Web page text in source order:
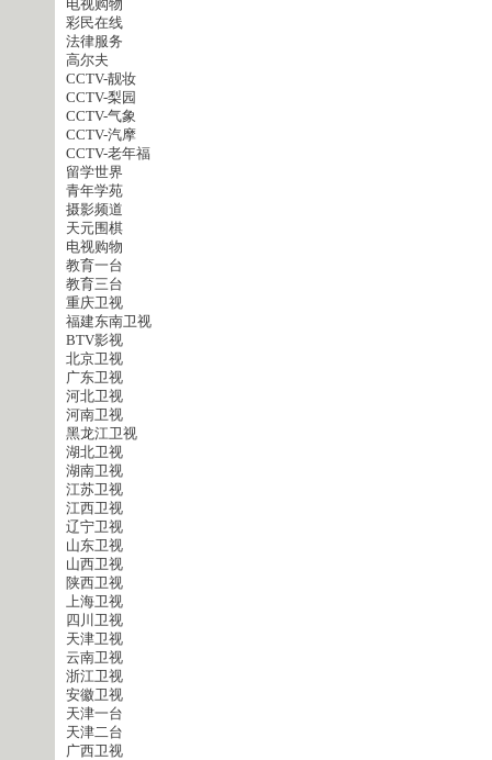
电视购物
彩民在线
法律服务
高尔夫
CCTV-靓妆
CCTV-梨园
CCTV-气象
CCTV-汽摩
CCTV-老年福
留学世界
青年学苑
摄影频道
天元围棋
电视购物
教育一台
教育三台
重庆卫视
福建东南卫视
BTV影视
北京卫视
广东卫视
河北卫视
河南卫视
黑龙江卫视
湖北卫视
湖南卫视
江苏卫视
江西卫视
辽宁卫视
山东卫视
山西卫视
陕西卫视
上海卫视
四川卫视
天津卫视
云南卫视
浙江卫视
安徽卫视
天津一台
天津二台
广西卫视